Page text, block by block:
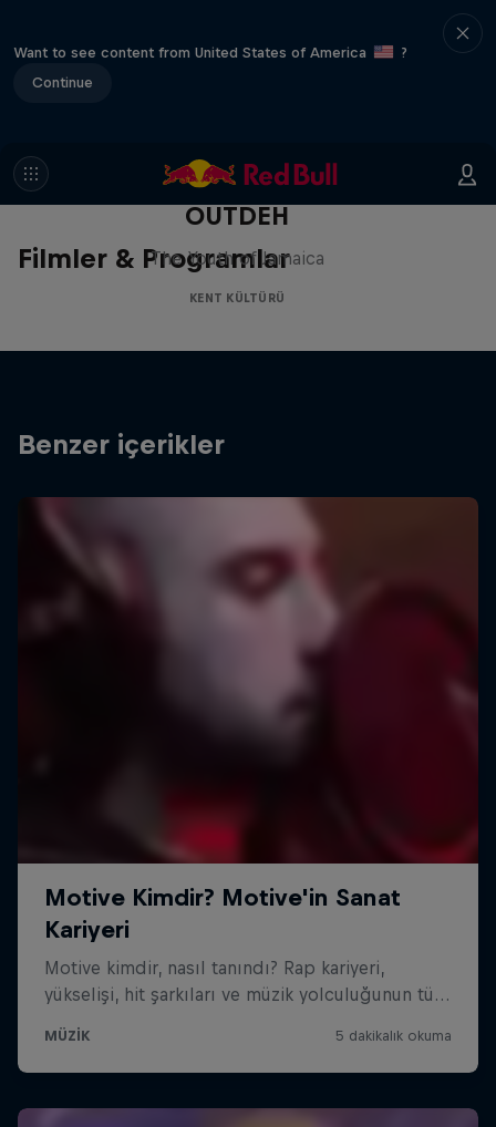
Want to see content from United States of America
?
Continue
Filmler & Programlar
OUTDEH
The Youth of Jamaica
KENT KÜLTÜRÜ
Benzer içerikler